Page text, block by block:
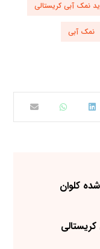
نمک آبی کریستالی
نمک آبی
کلوان